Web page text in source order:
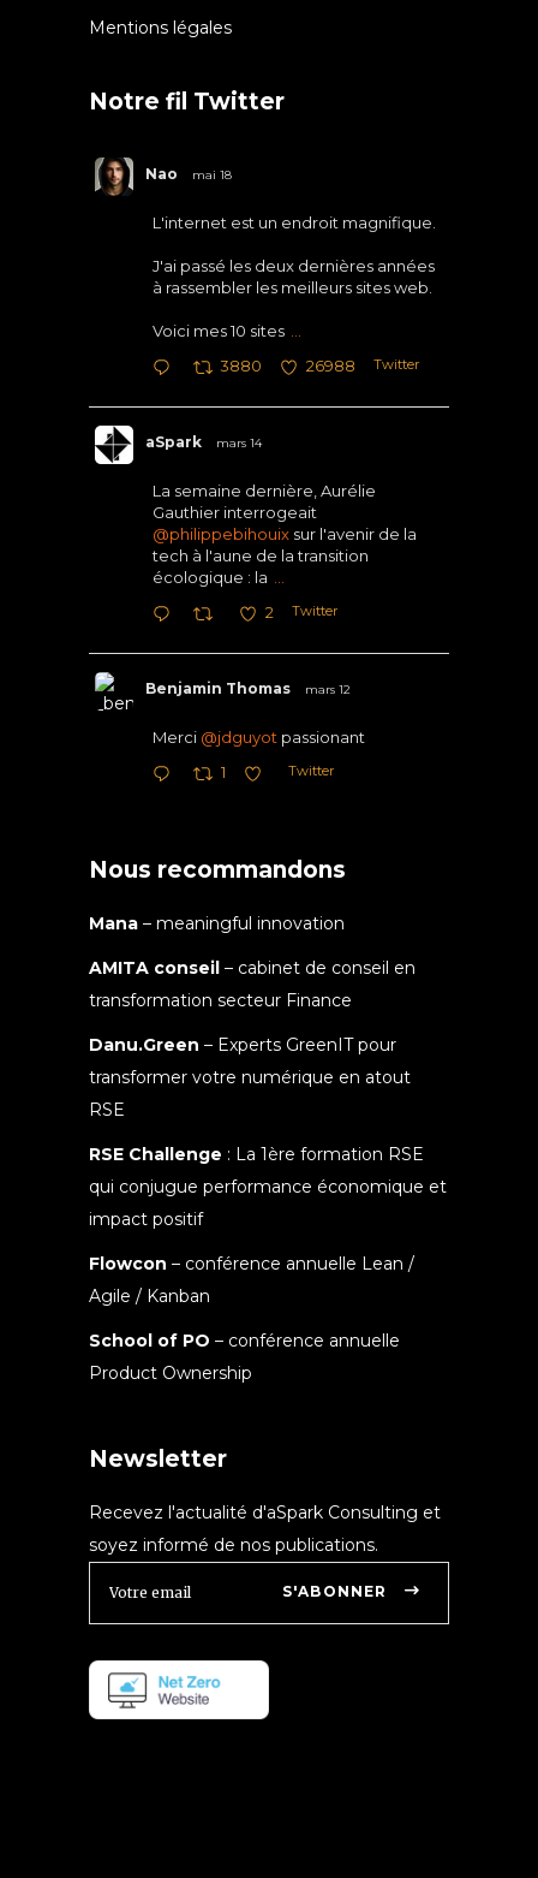
Mentions légales
Notre fil Twitter
Nao mai 18
L'internet est un endroit magnifique.
J'ai passé les deux dernières années
à rassembler les meilleurs sites web.
Voici mes 10 sites
3880 26988 Twitter
aSpark mars 14
La semaine dernière, Aurélie
Gauthier interrogeait
@philippebihouix sur l'avenir de la
tech à l'aune de la transition
écologique : la
2 Twitter
Benjamin Thomas mars 12
Merci @jdguyot passionant
1 Twitter
Nous recommandons
Mana – meaningful innovation
AMITA conseil – cabinet de conseil en
transformation secteur Finance
Danu.Green – Experts GreenIT pour
transformer votre numérique en atout
RSE
RSE Challenge : La 1ère formation RSE
qui conjugue performance économique et
impact positif
Flowcon – conférence annuelle Lean /
Agile / Kanban
School of PO – conférence annuelle
Product Ownership
Newsletter
Recevez l'actualité d'aSpark Consulting et
soyez informé de nos publications.
S'ABONNER